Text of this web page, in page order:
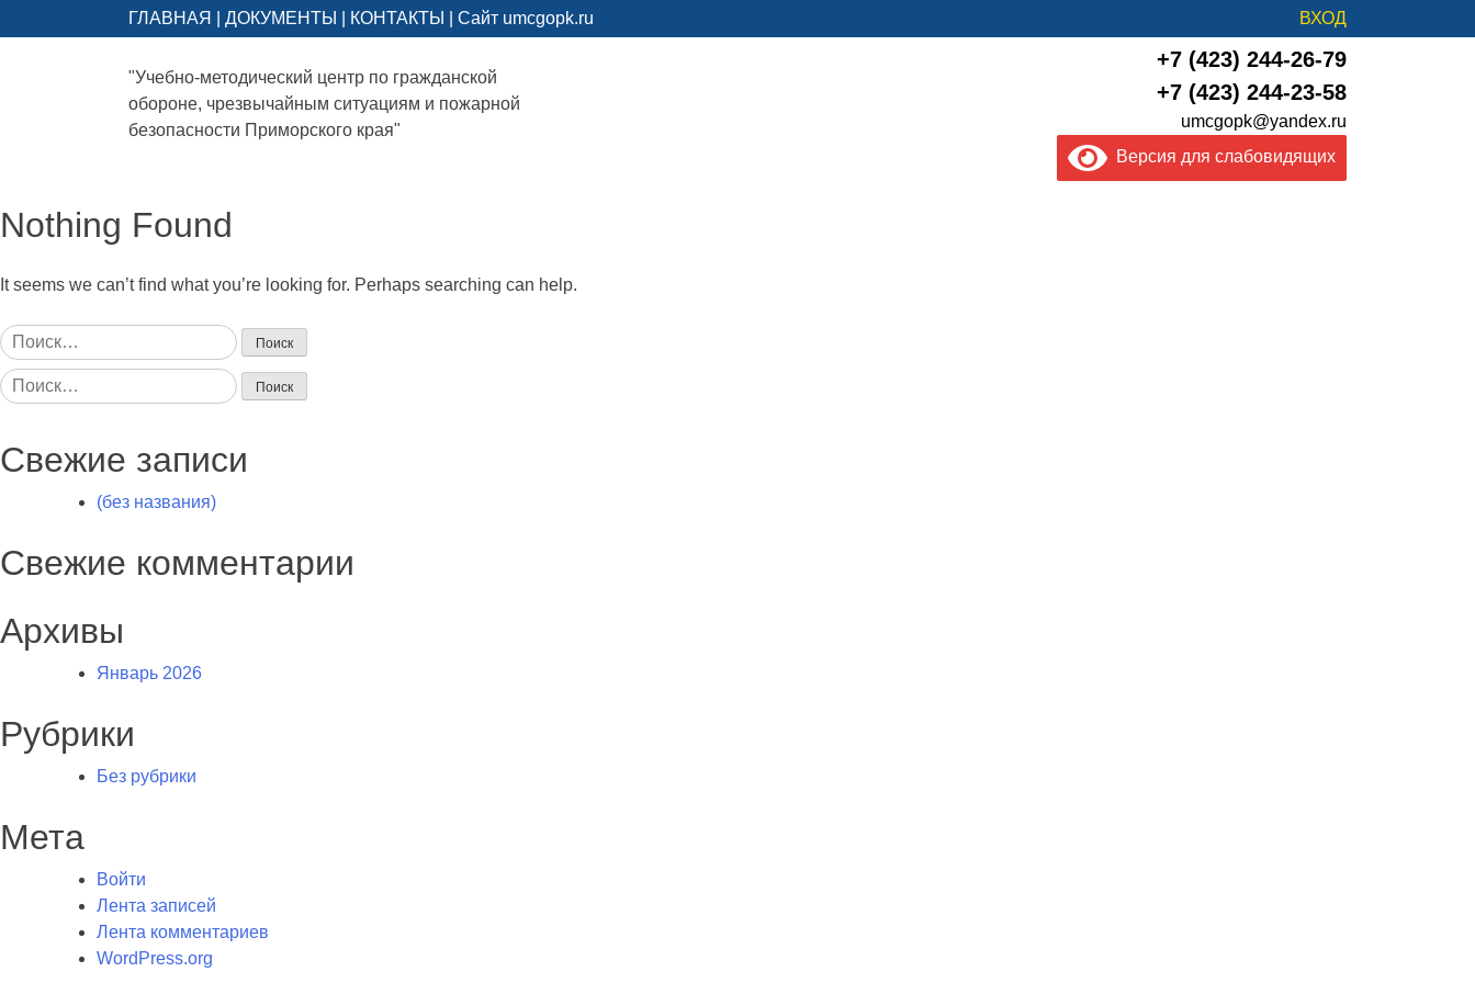
ГЛАВНАЯ ДОКУМЕНТЫ КОНТАКТЫ Сайт umcgopk.ru ВХОД
"Учебно-методический центр по гражданской
обороне, чрезвычайным ситуациям и пожарной
безопасности Приморского края"
+7 (423) 244-26-79
+7 (423) 244-23-58
umcgopk@yandex.ru
Версия для слабовидящих
Nothing Found
It seems we can’t find what you’re looking for. Perhaps searching can help.
Найти:
Найти:
Свежие записи
(без названия)
Свежие комментарии
Архивы
Январь 2026
Рубрики
Без рубрики
Мета
Войти
Лента записей
Лента комментариев
WordPress.org